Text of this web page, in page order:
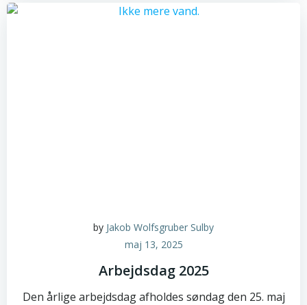
by Jakob Wolfsgruber Sulby
maj 13, 2025
Arbejdsdag 2025
Den årlige arbejdsdag afholdes søndag den 25. maj